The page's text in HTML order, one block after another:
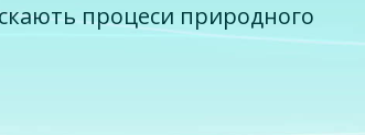
процеси природного